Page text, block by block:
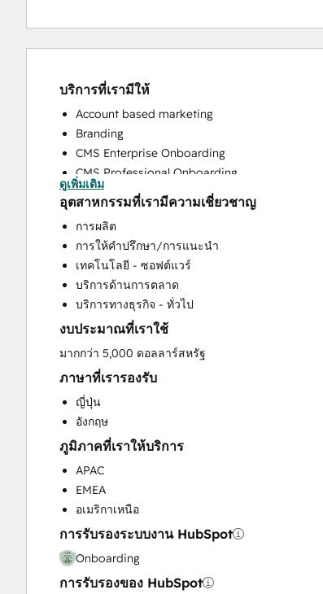
บริการที่เรามีให้
Account based marketing
Branding
CMS Enterprise Onboarding
CMS Professional Onboarding
Community Management
Content Creation
Conversational Marketing
CRM Implementation
CRM Migration
Custom API Integrations
Customer Marketing
Customer Success Training
Customer Support Training
Customer Survey and Analysis
Email Marketing
Full Inbound Marketing Services
Help Desk Implementation
HubSpot Academy Guided Onboarding
HubSpot Onboarding
Knowledge Base Development
Marketing Hub Enterprise Onboarding
Marketing Hub Professional Onboarding
Paid Advertising
Programmable Automation
Public Relations
ดูเพิ่มเติม
อุตสาหกรรมที่เรามีความเชี่ยวชาญ
การผลิต
การให้คำปรึกษา/การแนะนำ
เทคโนโลยี - ซอฟต์แวร์
บริการด้านการตลาด
บริการทางธุรกิจ - ทั่วไป
งบประมาณที่เราใช้
มากกว่า 5,000 ดอลลาร์สหรัฐ
ภาษาที่เรารองรับ
ญี่ปุ่น
อังกฤษ
ภูมิภาคที่เราให้บริการ
APAC
EMEA
อเมริกาเหนือ
การรับรองระบบงาน HubSpot
Onboarding
การรับรองของ HubSpot